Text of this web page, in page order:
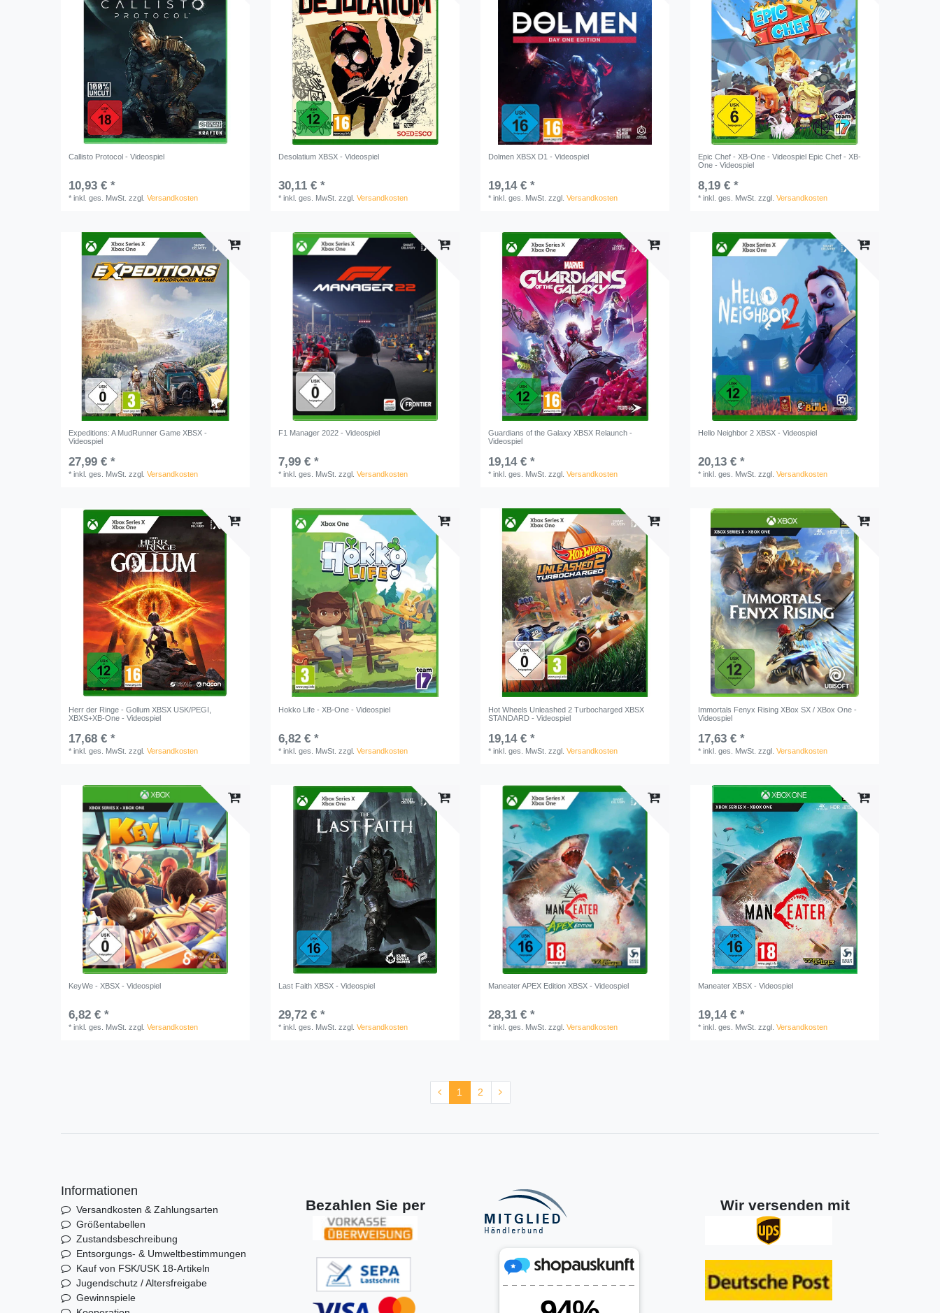
Callisto Protocol - Videospiel
10,93 € *
*inkl. ges. MwSt. zzgl.Versandkosten
Desolatium XBSX - Videospiel
30,11 € *
*inkl. ges. MwSt. zzgl.Versandkosten
Dolmen XBSX D1 - Videospiel
19,14 € *
*inkl. ges. MwSt. zzgl.Versandkosten
Epic Chef - XB-One - Videospiel Epic Chef - XB-
One - Videospiel
8,19 € *
*inkl. ges. MwSt. zzgl.Versandkosten
Expeditions: A MudRunner Game XBSX -
Videospiel
27,99 € *
*inkl. ges. MwSt. zzgl.Versandkosten
F1 Manager 2022 - Videospiel
7,99 € *
*inkl. ges. MwSt. zzgl.Versandkosten
Guardians of the Galaxy XBSX Relaunch -
Videospiel
19,14 € *
*inkl. ges. MwSt. zzgl.Versandkosten
Hello Neighbor 2 XBSX - Videospiel
20,13 € *
*inkl. ges. MwSt. zzgl.Versandkosten
Herr der Ringe - Gollum XBSX USK/PEGI,
XBXS+XB-One - Videospiel
17,68 € *
*inkl. ges. MwSt. zzgl.Versandkosten
Hokko Life - XB-One - Videospiel
6,82 € *
*inkl. ges. MwSt. zzgl.Versandkosten
Hot Wheels Unleashed 2 Turbocharged XBSX
STANDARD - Videospiel
19,14 € *
*inkl. ges. MwSt. zzgl.Versandkosten
Immortals Fenyx Rising XBox SX / XBox One -
Videospiel
17,63 € *
*inkl. ges. MwSt. zzgl.Versandkosten
KeyWe - XBSX - Videospiel
6,82 € *
*inkl. ges. MwSt. zzgl.Versandkosten
Last Faith XBSX - Videospiel
29,72 € *
*inkl. ges. MwSt. zzgl.Versandkosten
Maneater APEX Edition XBSX - Videospiel
28,31 € *
*inkl. ges. MwSt. zzgl.Versandkosten
Maneater XBSX - Videospiel
19,14 € *
*inkl. ges. MwSt. zzgl.Versandkosten
1 2
Informationen
Versandkosten & Zahlungsarten
Größentabellen
Zustandsbeschreibung
Entsorgungs- & Umweltbestimmungen
Kauf von FSK/USK 18-Artikeln
Jugendschutz / Altersfreigabe
Gewinnspiele
Bezahlen Sie per Wir versenden mit